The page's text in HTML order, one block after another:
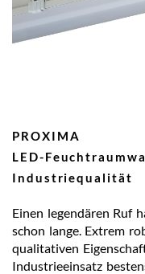
PROXIMA
LED-
Industriequalität
Einen legendären Ruf
schon lange. Extrem
qualitativen
Industrieeinsatz